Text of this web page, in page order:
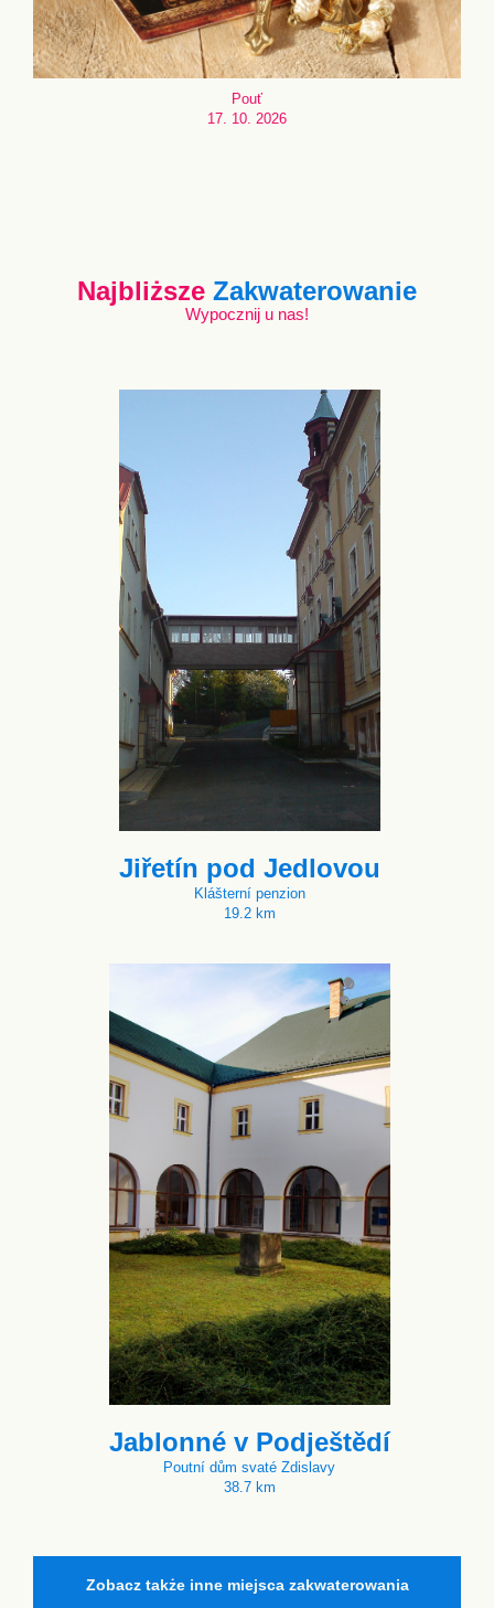
Pouť
17. 10. 2026
Najbliższe Zakwaterowanie
Wypocznij u nas!
Jiřetín pod Jedlovou
Klášterní penzion
19.2 km
Jablonné v Podještědí
Poutní dům svaté Zdislavy
38.7 km
Zobacz także inne miejsca zakwaterowania